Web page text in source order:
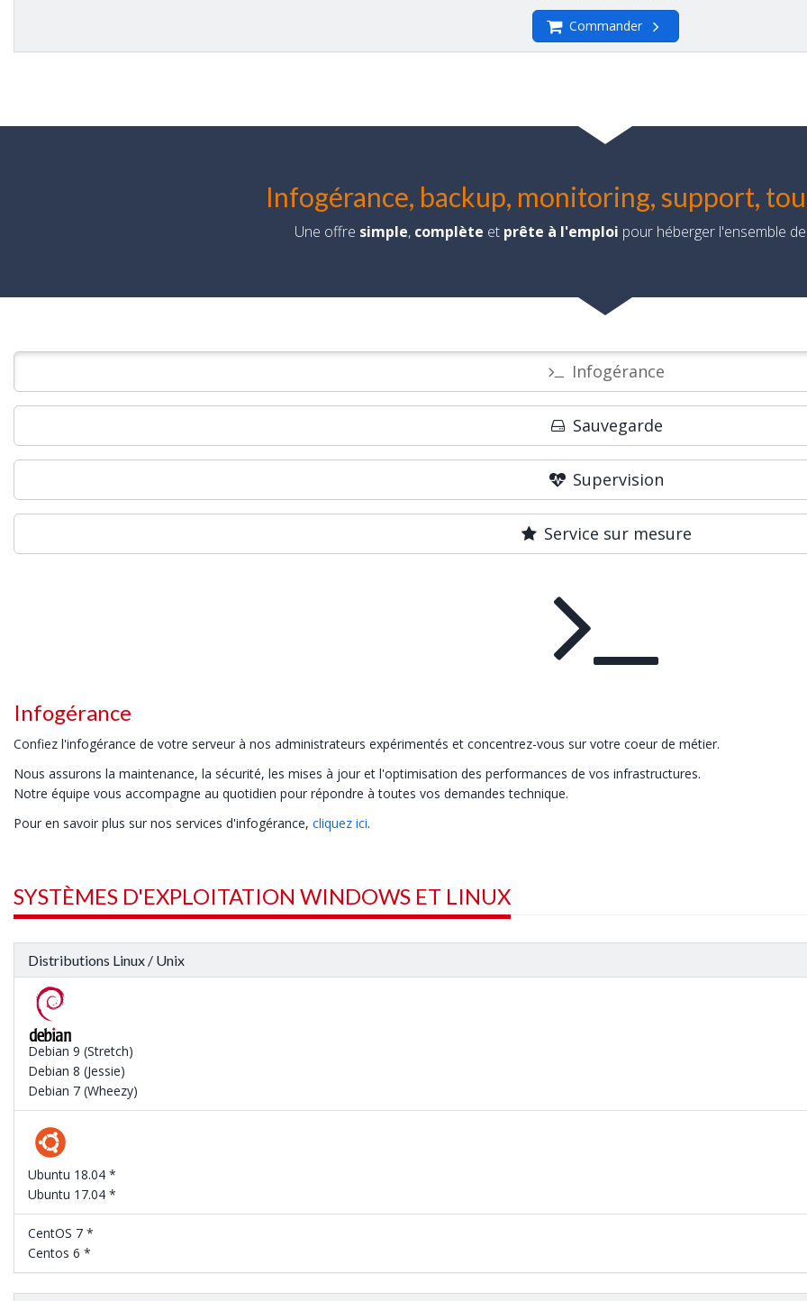
Commander
Infogérance, backup, monitoring, support,
Une offre simple, complète et prête à l'emploi pour héberger l'ensemble
Infogérance
Sauvegarde
Supervision
Service sur mesure
Infogérance
Confiez l'infogérance de votre serveur à nos administrateurs expérimentés et concentrez-vous sur votre coeur de métier.
Nous assurons la maintenance, la sécurité, les mises à jour et l'optimisation des performances de vos infrastructures.
Notre équipe vous accompagne au quotidien pour répondre à toutes vos demandes technique.
Pour en savoir plus sur nos services d'infogérance, cliquez ici.
SYSTÈMES D'EXPLOITATION WINDOWS ET LINUX
Distributions Linux / Unix
Debian 9 (Stretch)
Debian 8 (Jessie)
Debian 7 (Wheezy)
Ubuntu 18.04 *
Ubuntu 17.04 *
CentOS 7 *
Centos 6 *